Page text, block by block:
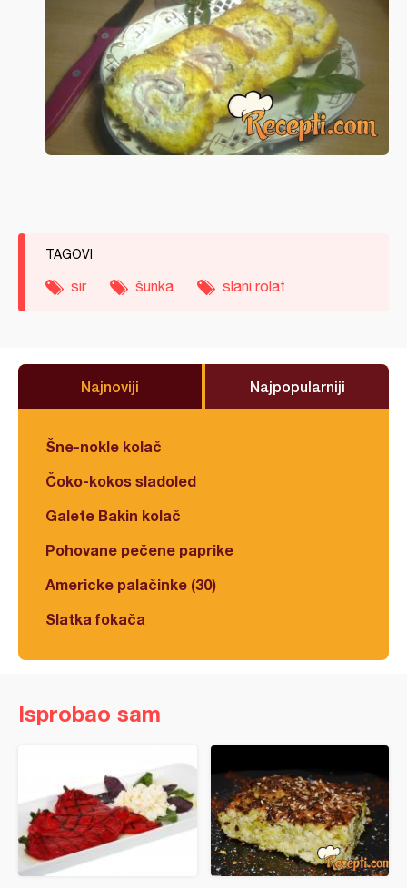
TAGOVI
sir šunka slani rolat
Najnoviji Najpopularniji
Šne-nokle kolač
Čoko-kokos sladoled
Galete Bakin kolač
Pohovane pečene paprike
Americke palačinke (30)
Slatka fokača
Isprobao sam